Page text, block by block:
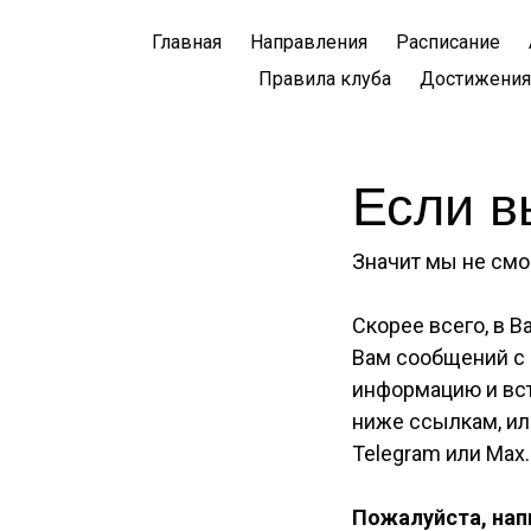
Главная Направления Расписание
Правила клуба
Достижения
Если
Значит мы не
Скорее всего, в
Вам сообщений с
информацию и
ниже ссылкам,
Telegram или Max.
Пожалуйста,